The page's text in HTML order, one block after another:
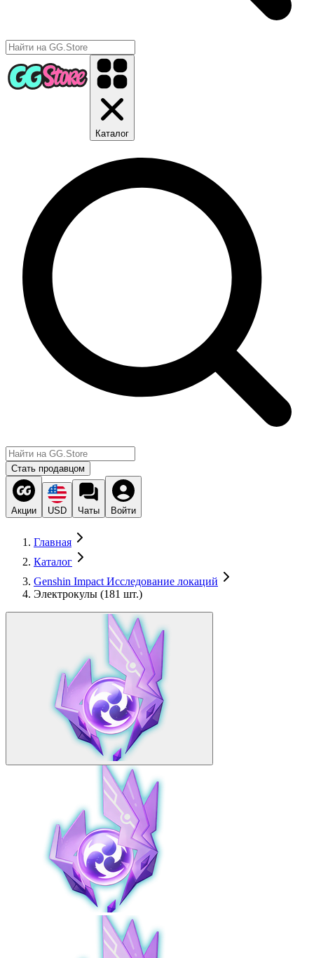
Каталог
Стать продавцом
Акции USD Чаты Войти
Главная
Каталог
Genshin Impact Исследование локаций
Электрокулы (181 шт.)